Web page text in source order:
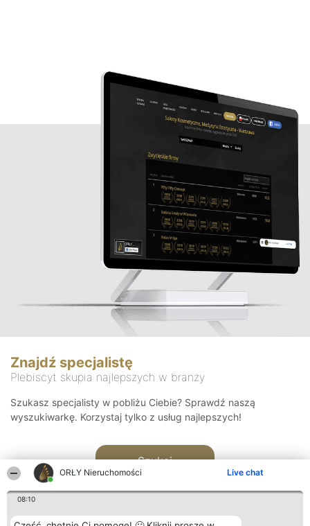
ORŁY Nieruchomości Live chat
08:10
Znajdź specjalistę
Plebiscyt skupia najlepszych w branży
Szukasz specjalisty w pobliżu Ciebie? Sprawdź naszą
wyszukiwarkę. Korzystaj tylko z usług najlepszych!
Szukaj